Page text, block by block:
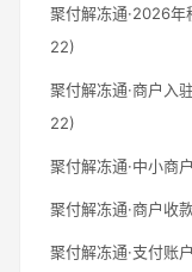
聚付解冻通·2026
22)
聚付解冻通·商户入
22)
聚付解冻通·中小商
聚付解冻通·商户收
聚付解冻通·支付账